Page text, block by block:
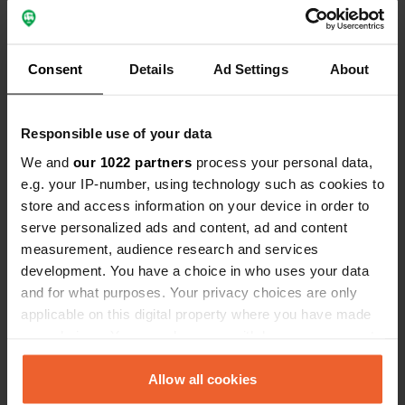
Consent Details Ad Settings About
Responsible use of your data
We and our 1022 partners process your personal data,
e.g. your IP-number, using technology such as cookies to
store and access information on your device in order to
serve personalized ads and content, ad and content
measurement, audience research and services
development. You have a choice in who uses your data
and for what purposes. Your privacy choices are only
applicable on this digital property where you have made
any time from the Cookie Declaration or by clicking on
the Privacy trigger icon.Allow all cookies
Contact
Locatie
Via Campagnani
05035, Narni, Italië
Coördinaten
42° 31' 7" N 12° 31' 5" E
Kopiëren